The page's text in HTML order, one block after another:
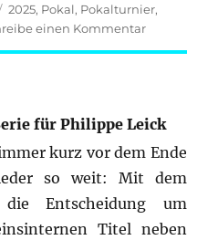
Schlagwörter
2025, Pokal, Pokalturnier,
einen Kommentarzu
für Philippe Leick
kurz vor dem Ende
so weit: Mit dem
Entscheidung um
Titel neben